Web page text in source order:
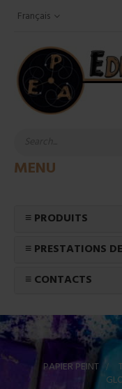
Français
MENU
≡ PRODUITS
≡ PRESTATIONS
≡ CONTACTS
PAPIER PEINT >